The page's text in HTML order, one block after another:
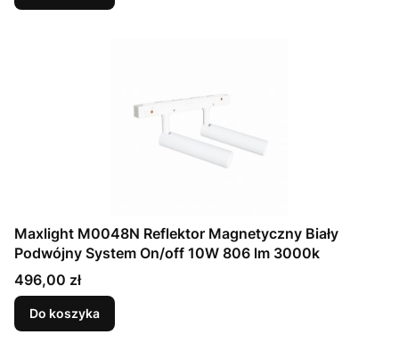
Maxlight M0048N Reflektor Magnetyczny Biały
Podwójny System On/off 10W 806 lm 3000k
Cena
496,00 zł
Do koszyka